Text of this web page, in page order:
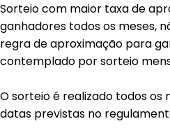
Sorteio com maior taxa de
ganhadores todos os meses,
regra de aproximação para
contemplado por sorteio
O sorteio é realizado todos os
datas previstas no